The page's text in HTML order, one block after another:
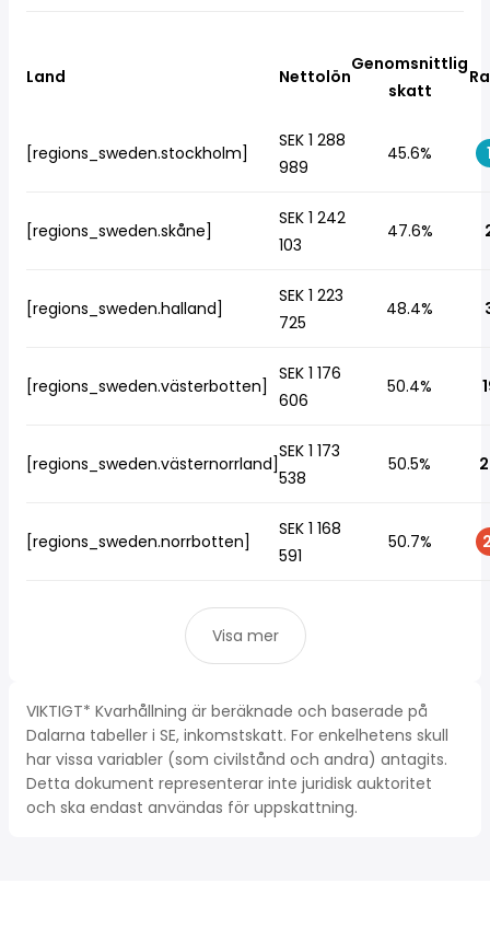
Land Nettolön
Genomsnittlig
skatt
[regions_sweden.stockholm]
SEK 1 288
989
45.6%
[regions_sweden.skåne]
SEK 1 242
103
47.6%
[regions_sweden.halland]
SEK 1 223
725
48.4%
[regions_sweden.västerbotten]
SEK 1 176
606
50.4%
[regions_sweden.västernorrland]
SEK 1 173
538
50.5%
[regions_sweden.norrbotten]
SEK 1 168
591
50.7%
Visa mer
VIKTIGT* Kvarhållning är beräknade och baserade på
Dalarna tabeller i SE, inkomstskatt. For enkelhetens skull
har vissa variabler (som civilstånd och andra) antagits.
Detta dokument representerar inte juridisk auktoritet
och ska endast användas för uppskattning.